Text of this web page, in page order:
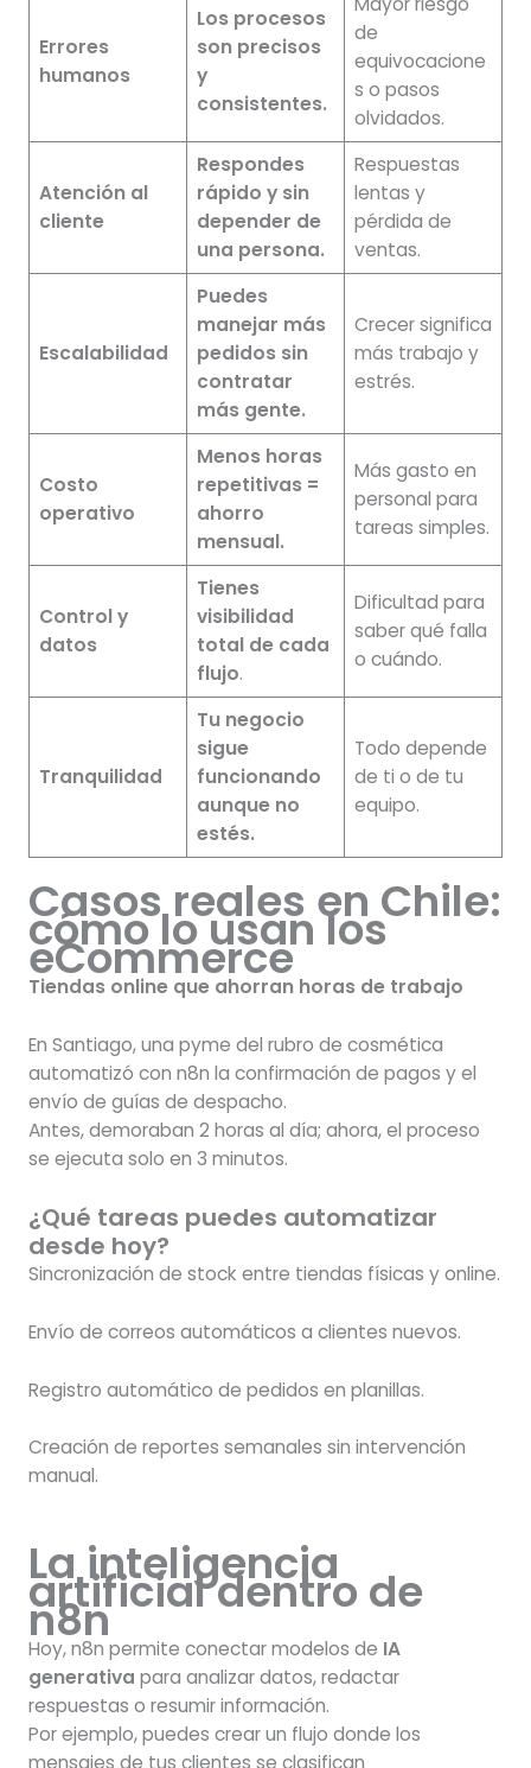
Errores
humanos
Los procesos
son precisos
y
consistentes.
de
equivocacione
s o pasos
olvidados.
Atención al
cliente
Respondes
rápido y sin
depender de
una persona.
Respuestas
lentas y
pérdida de
ventas.
Escalabilidad
Puedes
manejar más
pedidos sin
contratar
más gente.
Crecer significa
más trabajo y
estrés.
Costo
operativo
Menos horas
repetitivas =
ahorro
mensual.
Más gasto en
personal para
tareas simples.
Control y
datos
Tienes
visibilidad
total de cada
flujo.
Dificultad para
saber qué falla
o cuándo.
Tranquilidad
Tu negocio
sigue
funcionando
aunque no
estés.
Todo depende
de ti o de tu
equipo.
Casos reales en Chile:
cómo lo usan los
eCommerce
Tiendas online que ahorran horas de trabajo
En Santiago, una pyme del rubro de cosmética
automatizó con n8n la confirmación de pagos y el
envío de guías de despacho.
Antes, demoraban 2 horas al día; ahora, el proceso
se ejecuta solo en 3 minutos.
¿Qué tareas puedes automatizar
desde hoy?
Sincronización de stock entre tiendas físicas y online.
Envío de correos automáticos a clientes nuevos.
Registro automático de pedidos en planillas.
Creación de reportes semanales sin intervención
manual.
La inteligencia
artificial dentro de
n8n
Hoy, n8n permite conectar modelos de IA
generativa para analizar datos, redactar
respuestas o resumir información.
Por ejemplo, puedes crear un flujo donde los
mensajes de tus clientes se clasifican